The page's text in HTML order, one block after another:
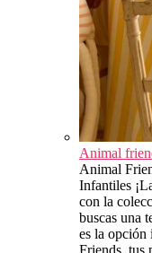
Animal
Animal
Infantiles
con la
buscas una
es la